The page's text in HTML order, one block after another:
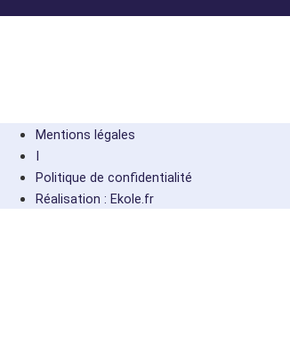
Mentions légales
Politique de confidentialité
Réalisation : Ekole.fr